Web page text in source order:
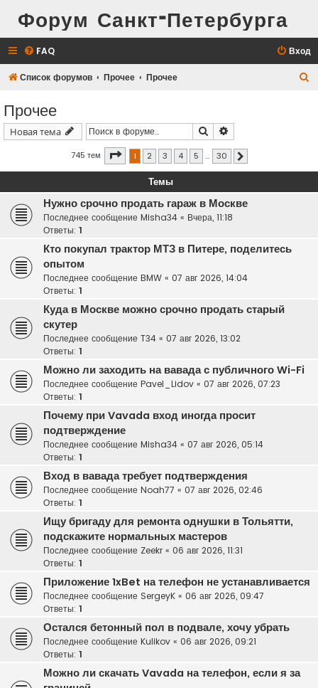
Форум Санкт-Петербурга
FAQ Вход
Список форумов Прочее Прочее
Прочее
Новая тема Поиск
745 тем Страница 1из 30
1 2 3 4 5 … 30
Темы
Нужно срочно продать гараж в Москве
Последнее сообщение Misha34 « Вчера, 11:18
Ответы: 1
Кто покупал трактор МТЗ в Питере, поделитесь
опытом
Последнее сообщение BMW « 07 авг 2026, 14:04
Ответы: 1
Куда в Москве можно срочно продать старый
скутер
Последнее сообщение T34 « 07 авг 2026, 13:02
Ответы: 1
Можно ли заходить на вавада с публичного Wi-Fi
Последнее сообщение Pavel_Lidov « 07 авг 2026, 07:23
Ответы: 1
Почему при Vavada вход иногда просит
подтверждение
Последнее сообщение Misha34 « 07 авг 2026, 05:14
Ответы: 1
Вход в вавада требует подтверждения
Последнее сообщение Noah77 « 07 авг 2026, 02:46
Ответы: 1
Ищу бригаду для ремонта однушки в Тольятти,
подскажите нормальных мастеров
Последнее сообщение Zeekr « 06 авг 2026, 11:31
Ответы: 1
Приложение 1xBet на телефон не устанавливается
Последнее сообщение SergeyK « 06 авг 2026, 09:47
Ответы: 1
Остался бетонный пол в подвале, хочу убрать
Последнее сообщение Kulikov « 06 авг 2026, 09:21
Ответы: 1
Можно ли скачать Vavada на телефон, если я за